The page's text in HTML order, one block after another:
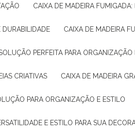
CAIXA DE MADEIRA
DURABILIDADE CAIXA DE MADEIRA
PERFEITA PARA ORGANIZAÇÃO
CRIATIVAS CAIXA DE MADEIRA
PARA ORGANIZAÇÃO E ESTILO
E ESTILO PARA SUA